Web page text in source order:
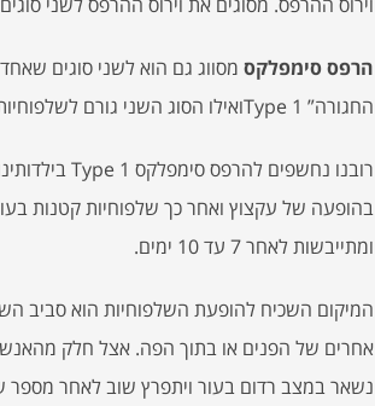
הרפס סימפלקס מסווג גם הוא לשני סוגים
החגורה” Type 1ואילו הסוג השני גורם לשלפוחיות וכיבים באיברי המין ומכונה Type 2
בהופעה של עקצוץ ואחר כך שלפוחיות קטנות
ומתייבשות לאחר 7 עד 10 ימים.
המיקום השכיח להופעת השלפוחיות הוא סביב
אחרים של הפנים או בתוך הפה. אצל חלק
נשאר במצב רדום בעור ויתפרץ שוב לאחר מספר